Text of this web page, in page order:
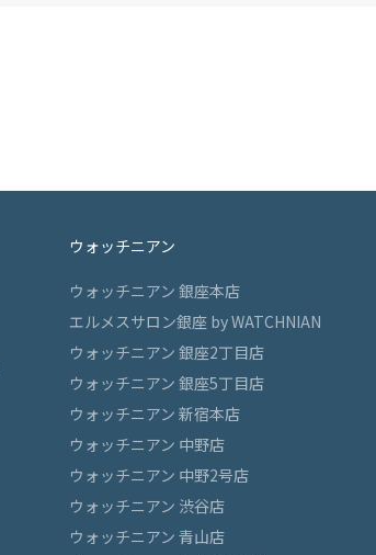
ウォッチニアン
ウォッチニアン 銀座本店
エルメスサロン銀座 by WATCHNIAN
ウォッチニアン 銀座2丁目店
ウォッチニアン 銀座5丁目店
ウォッチニアン 新宿本店
ウォッチニアン 中野店
ウォッチニアン 中野2号店
ウォッチニアン 渋谷店
ウォッチニアン 青山店